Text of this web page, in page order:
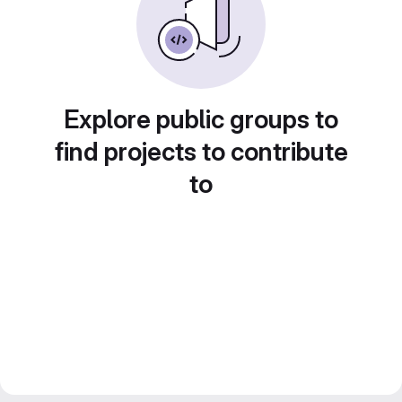
Explore public groups to
find projects to contribute
to